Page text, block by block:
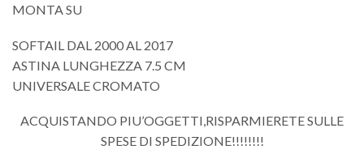
MONTA SU
SOFTAIL DAL 2000 AL 2017
ASTINA LUNGHEZZA 7.5 CM
UNIVERSALE CROMATO
ACQUISTANDO PIU’OGGETTI,RISPARMIERETE SULLE
SPESE DI SPEDIZIONE!!!!!!!!